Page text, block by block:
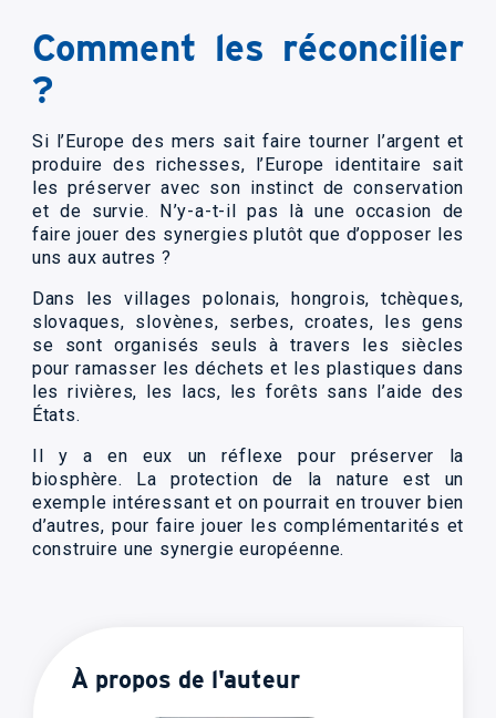
Comment les réconcilier
?
Si l’Europe des mers sait faire tourner l’argent et
produire des richesses, l’Europe identitaire sait
les préserver avec son instinct de conservation
et de survie. N’y-a-t-il pas là une occasion de
faire jouer des synergies plutôt que d’opposer les
uns aux autres ?
Dans les villages polonais, hongrois, tchèques,
slovaques, slovènes, serbes, croates, les gens
se sont organisés seuls à travers les siècles
pour ramasser les déchets et les plastiques dans
les rivières, les lacs, les forêts sans l’aide des
États.
Il y a en eux un réflexe pour préserver la
biosphère. La protection de la nature est un
exemple intéressant et on pourrait en trouver bien
d’autres, pour faire jouer les complémentarités et
construire une synergie européenne.
À propos de l'auteur